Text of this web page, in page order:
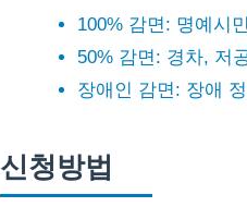
100% 감면: 명예시
50% 감면: 경차, 저
장애인 감면: 장애
신청방법